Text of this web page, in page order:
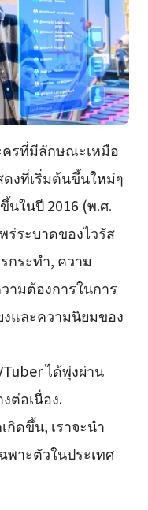
ครที่มีลักษณะเหมือ
ดงที่เริ่มต้นขึ้นใหม่ๆ
นในปี 2016 (พ.ศ.
ร่ระบาดของไวรัส
กระทำ, ความ
ามต้องการในการ
งและความนิยมของ
ได้พุ่งผ่าน
ต่อเนื่อง.
ดขึ้น, เราจะนำ
พาะตัวในประเทศ